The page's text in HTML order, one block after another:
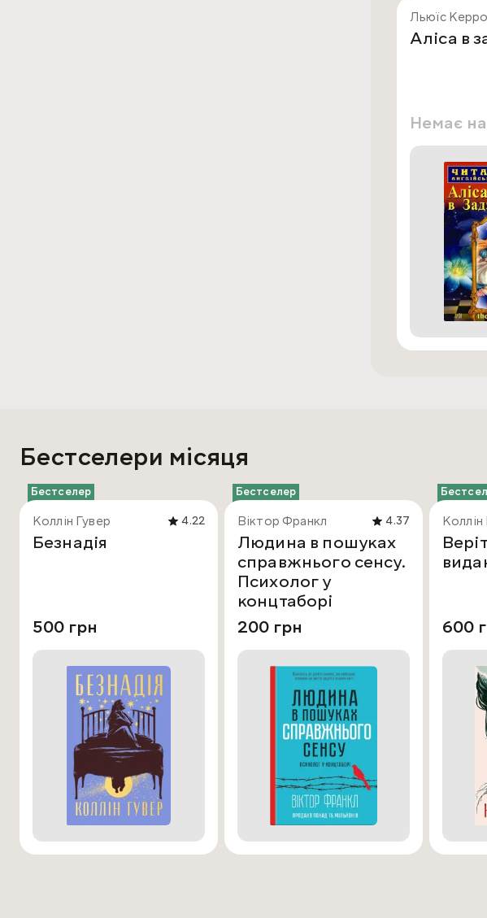
Льюїс
Аліса в
Немає
Бестселери місяця
Бестселер
Коллін Гувер 4.22
Безнадія
500 грн
Бестселер
Віктор Франкл 4.37
Людина в пошуках
справжнього сенсу.
Психолог у
концтаборі
200 грн
Коллін
600